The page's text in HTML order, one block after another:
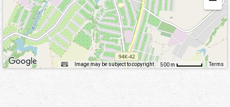
Image may be subject to copyright 500 m Terms